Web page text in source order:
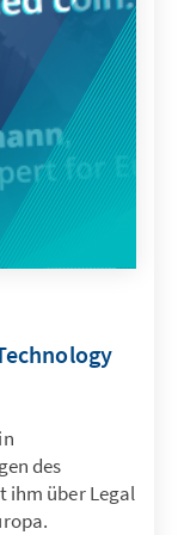
des
ihm über Legal